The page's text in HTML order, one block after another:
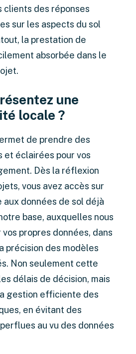
clients des réponses
sur les aspects du sol
la prestation de
absorbée dans le
une
locale ?
de prendre des
et éclairées pour vos
Dès la réflexion
vous avez accès sur
données de sol déjà
base, auxquelles nous
propres données, dans
précision des modèles
Non seulement cette
délais de décision, mais
gestion efficiente des
en évitant des
au vu des données